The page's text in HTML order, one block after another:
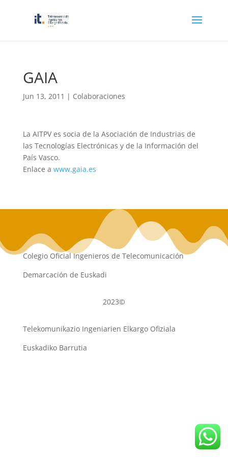
GAIA
Jun 13, 2011 | Colaboraciones
La AITPV es socia de la Asociación de Industrias de
las Tecnologías Electrónicas y de la Información del
País Vasco.
Enlace a www.gaia.es
Colegio Oficial Ingenieros de Telecomunicación
Demarcación de Euskadi
2023©
Telekomunikazio Ingeniarien Elkargo Ofiziala
Euskadiko Barrutia